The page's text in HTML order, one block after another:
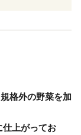
格外の野菜を加
仕上がってお